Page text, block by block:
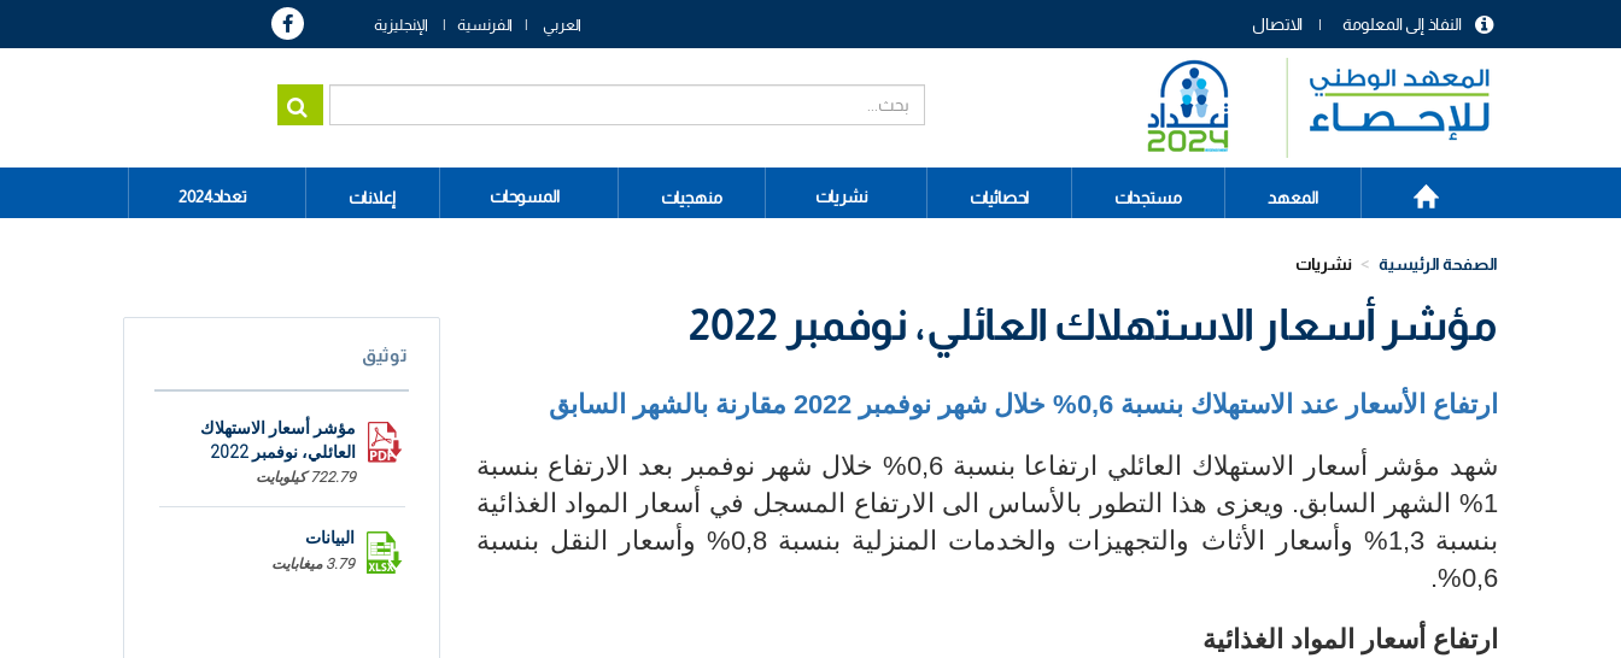
menu
header
الاتصال النفاذ إلى المعلومة العربي الفرنسية الإنجليزية
Main
navigation
الرئيسية
المعهد مستجدات احصائيات نشريات منهجيات المسوحات إعلانات تعداد2024
الصفحة الرئيسية نشريات
مؤشر أسعار الاستهلاك العائلي، نوفمبر 2022
ارتفاع الأسعار عند الاستهلاك بنسبة 0,6% خلال شهر نوفمبر
شهد مؤشر أسعار الاستهلاك العائلي ارتفاعا بنسبة 0,6% خلال شهر نوفمبر بعد الارتفاع بنسبة
1% الشهر السابق. ويعزى هذا التطور بالأساس الى الارتفاع المسجل في أسعار المواد الغذائية
بنسبة 1,3% وأسعار الأثاث والتجهيزات والخدمات المنزلية بنسبة 0,8% وأسعار النقل بنسبة
0,6%.
ارتفاع أسعار المواد الغذائية
توثيق
مؤشر أسعار الاستهلاك
العائلي، نوفمبر 2022
722.79 كيلوبايت
البيانات
3.79 ميغابايت